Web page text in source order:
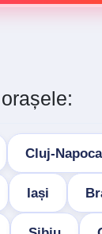
Cluj-Napoca
Iași